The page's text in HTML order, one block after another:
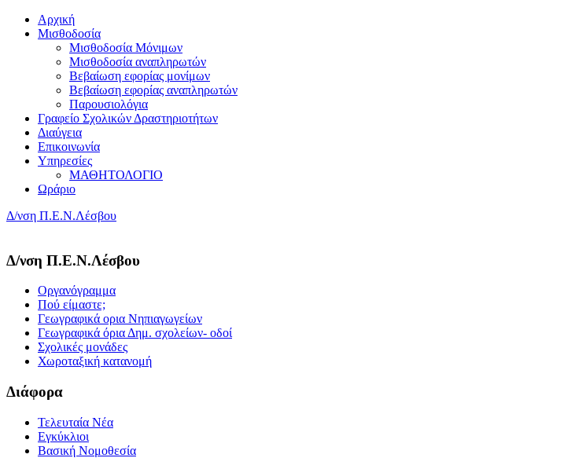
Αρχική
Μισθοδοσία
Μισθοδοσία Μόνιμων
Μισθοδοσία αναπληρωτών
Βεβαίωση εφορίας μονίμων
Βεβαίωση εφορίας αναπληρωτών
Παρουσιολόγια
Γραφείο Σχολικών Δραστηριοτήτων
Διαύγεια
Επικοινωνία
Υπηρεσίες
ΜΑΘΗΤΟΛΟΓΙΟ
Ωράριο
Δ/νση Π.Ε.Ν.Λέσβου
Δ/νση Π.Ε.Ν.Λέσβου
Οργανόγραμμα
Πού είμαστε;
Γεωγραφικά ορια Νηπιαγωγείων
Γεωγραφικά όρια Δημ. σχολείων- οδοί
Σχολικές μονάδες
Χωροταξική κατανομή
Διάφορα
Τελευταία Νέα
Εγκύκλιοι
Βασική Νομοθεσία